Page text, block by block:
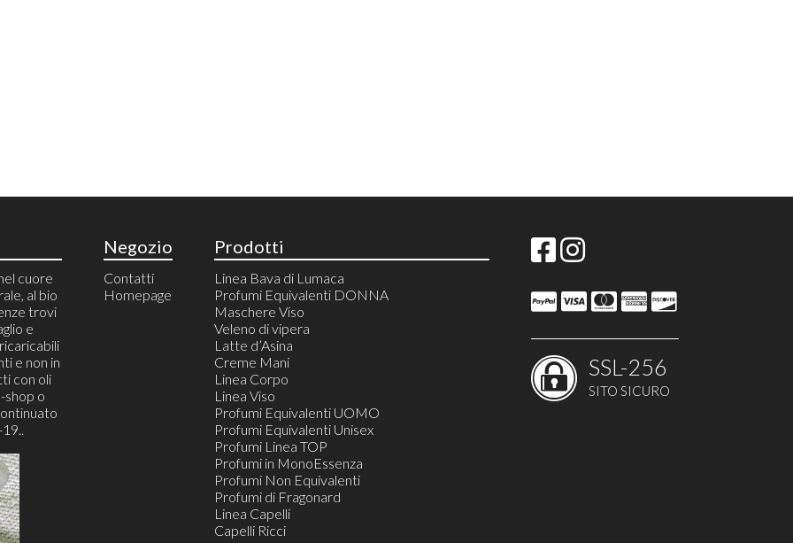
cuore
al bio
trovi
e
e non in
con oli
shop o
Negozio
Contatti
Homepage
Prodotti
Linea Bava di Lumaca
Profumi Equivalenti DONNA
Maschere Viso
Veleno di vipera
Latte d’Asina
Creme Mani
Linea Corpo
Linea Viso
Profumi Equivalenti UOMO
Profumi Equivalenti Unisex
Profumi Linea TOP
Profumi in MonoEssenza
Profumi Non Equivalenti
Profumi di Fragonard
Linea Capelli
Capelli Ricci
SSL-256
SITO SICURO